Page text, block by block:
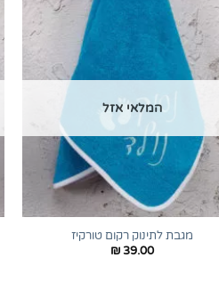
המלאי אזל
מגבת לתינוק רקום טורקיז
₪39.00